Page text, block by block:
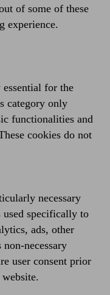
of some of these
experience.
essential for the
category only
functionalities and
cookies do not
necessary
specifically to
ads, other
non-necessary
user consent prior